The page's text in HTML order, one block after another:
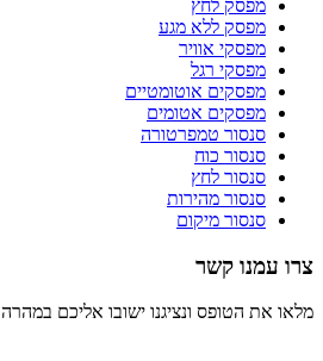
מפסק לחץ
מפסק ללא מגע
מפסקי אוויר
מפסקי רגל
מפסקים אוטומטיים
מפסקים אטומים
סנסור טמפרטורה
סנסור כוח
סנסור לחץ
סנסור מהירות
סנסור מיקום
צרו עמנו קשר
מלאו את הטופס ונציגנו ישובו אליכם במהרה